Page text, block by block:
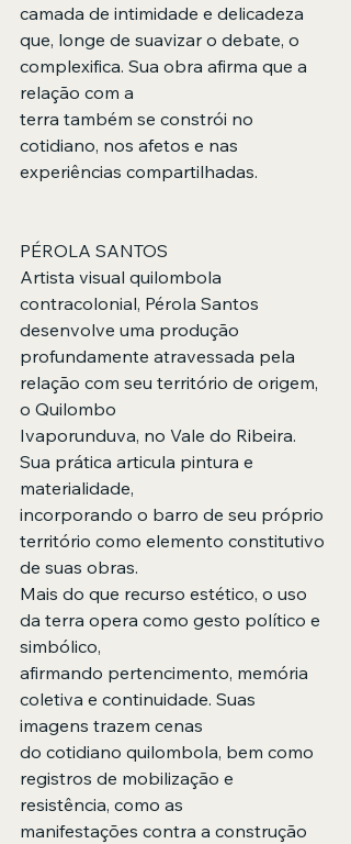
camada de intimidade e delicadeza
que, longe de suavizar o debate, o
complexifica. Sua obra afirma que a
relação com a
terra também se constrói no
cotidiano, nos afetos e nas
experiências compartilhadas.
PÉROLA SANTOS
Artista visual quilombola
contracolonial, Pérola Santos
desenvolve uma produção
profundamente atravessada pela
relação com seu território de origem,
o Quilombo
Ivaporunduva, no Vale do Ribeira.
Sua prática articula pintura e
materialidade,
incorporando o barro de seu próprio
território como elemento constitutivo
de suas obras.
Mais do que recurso estético, o uso
da terra opera como gesto político e
simbólico,
afirmando pertencimento, memória
coletiva e continuidade. Suas
imagens trazem cenas
do cotidiano quilombola, bem como
registros de mobilização e
resistência, como as
manifestações contra a construção